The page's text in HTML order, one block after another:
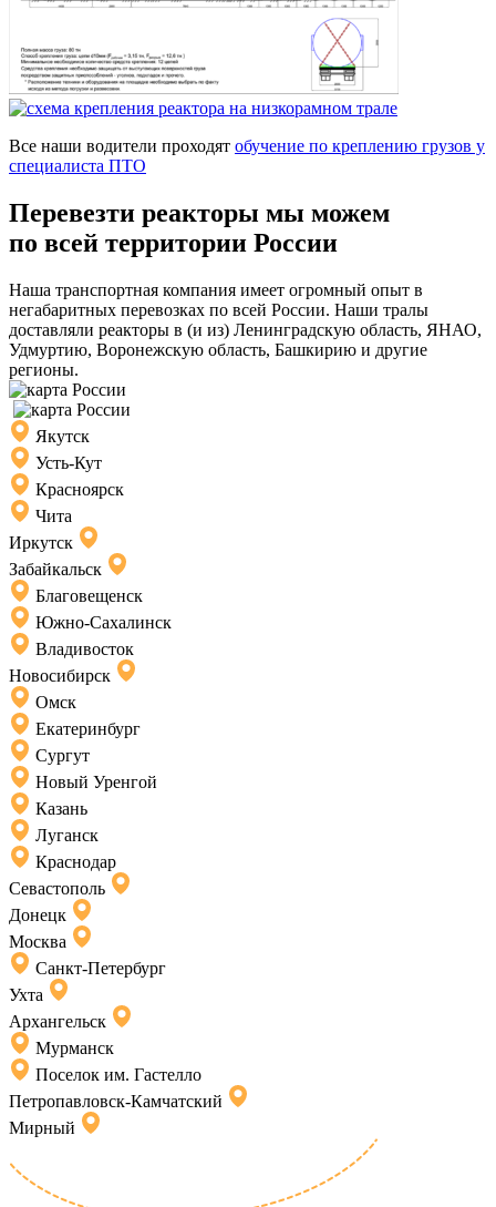
Все наши водители проходят обучение по креплению грузов у
специалиста ПТО
Перевезти реакторы мы можем
по всей территории России
Наша транспортная компания имеет огромный опыт в
негабаритных перевозках по всей России. Наши тралы
доставляли реакторы в (и из) Ленинградскую область, ЯНАО,
Удмуртию, Воронежскую область, Башкирию и другие
регионы.
Якутск
Усть-Кут
Красноярск
Чита
Иркутск
Забайкальск
Благовещенск
Южно-Сахалинск
Владивосток
Новосибирск
Омск
Екатеринбург
Сургут
Новый Уренгой
Казань
Луганск
Краснодар
Севастополь
Донецк
Москва
Санкт-Петербург
Ухта
Архангельск
Мурманск
Поселок им. Гастелло
Петропавловск-Камчатский
Мирный